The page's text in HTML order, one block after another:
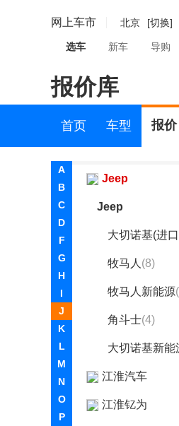
网上车市 北京 [切换]
选车 新车 导购
报价库
首页 车型 报价
A
B
C
D
F
G
H
I
J
K
L
M
N
O
P
I
iCar
J
Jeep
Jeep
大切诺基(进
牧马人 (8)
牧马人新能源
角斗士(4)
大切诺基新能
江淮汽车
江淮钇为